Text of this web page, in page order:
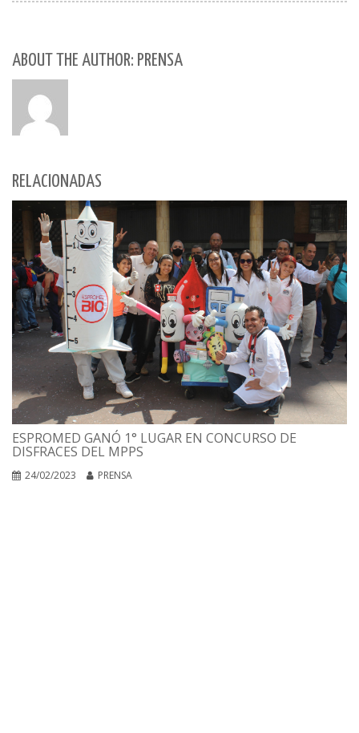
ABOUT THE AUTHOR: PRENSA
RELACIONADAS
ESPROMED GANÓ 1° LUGAR EN CONCURSO DE
DISFRACES DEL MPPS
24/02/2023 PRENSA